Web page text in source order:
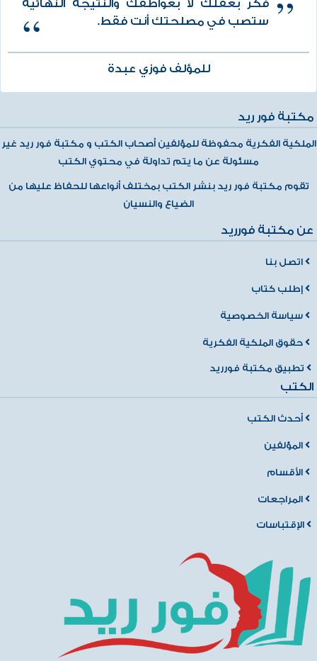
فكر بعقلك لا بعواطفك والنتيجة النهائية
ستصب في مصلحتك أنت فقط.
للمؤلف فوزي عبدة
مكتبة فور ريد
الملكية الفكرية محفوظة للمؤلفين أصحاب الكتب و مكتبة فور ريد غير
مسئولة عن ما يتم تداولة في محتوي الكتب
تقوم مكتبة فور ريد بنشر الكتب بمختلف أنواعها للحفاظ عليها من
الضياع والنسيان
عن مكتبة فورريد
اتصل بنا
إطلب كتاب
سياسة الخصوصية
حقوق الملكية الفكرية
تطبيق مكتبة فورريد
الكتب
أحدث الكتب
المؤلفين
الأقسام
المراجعات
الإقتباسات